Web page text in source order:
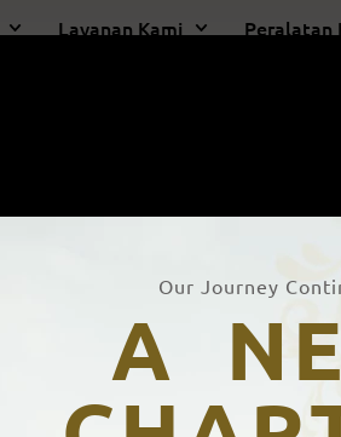
Layanan Kami Peralatan
melibatkan orang dari berbagai
berjalan dengan lancar dan audience
Our Journey
A